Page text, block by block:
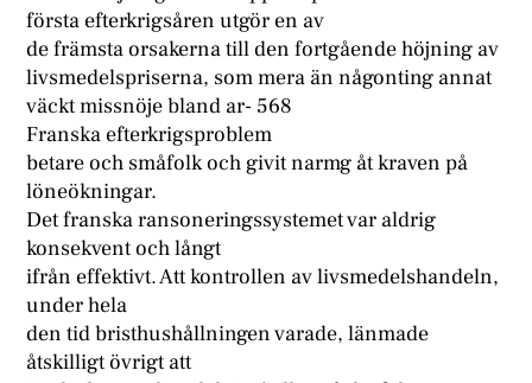
första efterkrigsåren utgör en av
de främsta orsakerna till den fortgående höjning av
livsmedelspriserna, som mera än någonting annat
väckt missnöje bland ar- 568
Franska efterkrigsproblem
betare och småfolk och givit narmg åt kraven på
löneökningar.
Det franska ransoneringssystemet var aldrig
konsekvent och långt
ifrån effektivt. Att kontrollen av livsmedelshandeln,
under hela
den tid bristhushållningen varade, länmade
åtskilligt övrigt att